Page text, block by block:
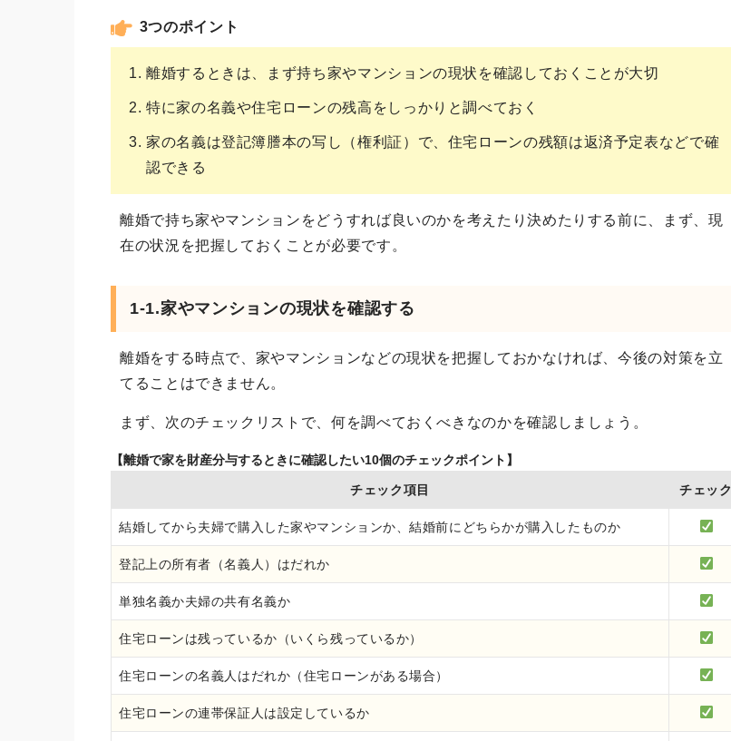
3つのポイント
離婚するときは、まず持ち家やマンションの現状を確認しておくことが大切
特に家の名義や住宅ローンの残高をしっかりと調べておく
家の名義は登記簿謄本の写し（権利証）で、住宅ローンの残額は返済予定表などで確
認できる
離婚で持ち家やマンションをどうすれば良いのかを考えたり決めたりする前に、まず、現
在の状況を把握しておくことが必要です。
1-1.家やマンションの現状を確認する
離婚をする時点で、家やマンションなどの現状を把握しておかなければ、今後の対策を立
てることはできません。
まず、次のチェックリストで、何を調べておくべきなのかを確認しましょう。
【離婚で家を財産分与するときに確認したい10個のチェックポイント】
チェック項目 チェック
結婚してから夫婦で購入した家やマンションか、結婚前にどちらかが購入したものか
登記上の所有者（名義人）はだれか
単独名義か夫婦の共有名義か
住宅ローンは残っているか（いくら残っているか）
住宅ローンの名義人はだれか（住宅ローンがある場合）
住宅ローンの連帯保証人は設定しているか